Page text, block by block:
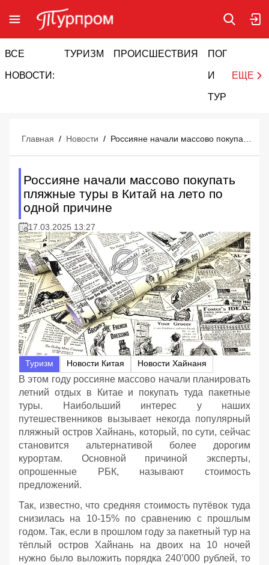
ВСЕ
НОВОСТИ:
ТУРИЗМ ПРОИСШЕСТВИЯ ПОГОДА
И
ТУРИЗМ
ЕЩЕ
Главная / Новости /
Россияне начали массово покупать
пляжные туры в Китай на лето по
одной причине
17.03.2025 13:27
Туризм Новости Китая Новости Хайнаня
В этом году россияне массово начали планировать
летний отдых в Китае и покупать туда пакетные
туры. Наибольший интерес у наших
путешественников вызывает некогда популярный
пляжный остров Хайнань, который, по сути, сейчас
становится альтернативой более дорогим
курортам. Основной причиной эксперты,
опрошенные РБК, называют стоимость
предложений.
Так, известно, что средняя стоимость путёвок туда
снизилась на 10-15% по сравнению с прошлым
годом. Так, если в прошлом году за пакетный тур на
тёплый остров Хайнань на двоих на 10 ночей
нужно было выложить порядка 240’000 рублей, то